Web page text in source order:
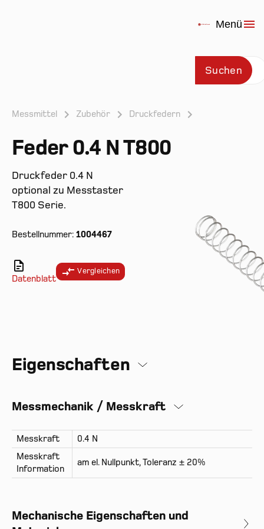
Menü
Suchen
Messmittel Zubehör Druckfedern
Feder 0.4 N T800
Druckfeder 0.4 N
optional zu Messtaster
T800 Serie.
Bestellnummer: 1004467
Datenblatt
Vergleichen
Eigenschaften
Messmechanik / Messkraft
Messkraft
0.4 N
Messkraft
Information
am el. Nullpunkt, Toleranz ± 20%
Mechanische Eigenschaften und